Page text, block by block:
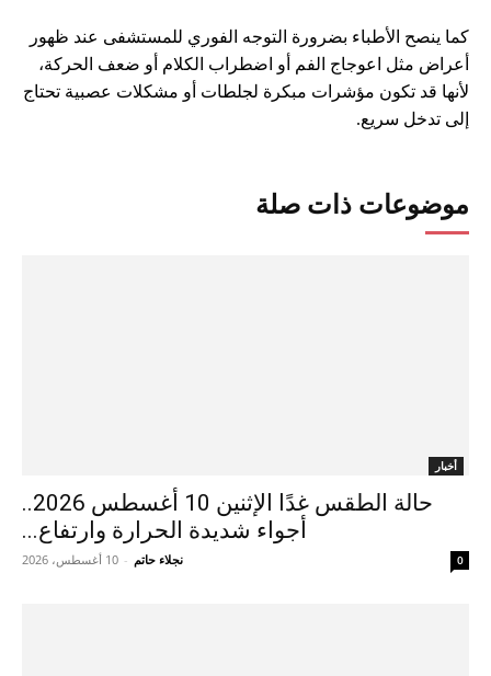
كما ينصح الأطباء بضرورة التوجه الفوري للمستشفى عند ظهور
أعراض مثل اعوجاج الفم أو اضطراب الكلام أو ضعف الحركة،
لأنها قد تكون مؤشرات مبكرة لجلطات أو مشكلات عصبية تحتاج
إلى تدخل سريع.
موضوعات ذات صلة
أخبار
حالة الطقس غدًا الإثنين 10 أغسطس 2026..
أجواء شديدة الحرارة وارتفاع...
نجلاء حاتم - 10 أغسطس، 2026 0